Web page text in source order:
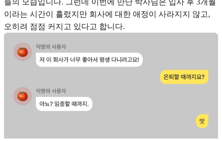
들의 모습입니다. 그런데 이번에 만난 박사님은 입사 후 3개월
이라는 시간이 흘렀지만 회사에 대한 애정이 사라지지 않고,
오히려 점점 커지고 있다고 합니다.